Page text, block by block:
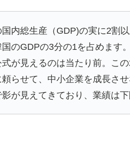
内総生産（GDP)の実に2割
国のGDPの3分の1を占めます
式が見えるのは当たり前。こ
頼らせて、中小企業を成長さ
が見えてきており、業績は下